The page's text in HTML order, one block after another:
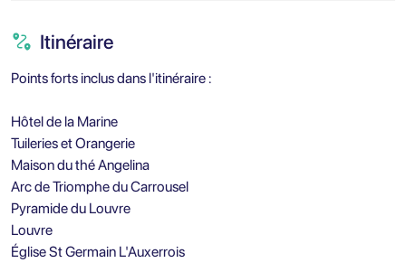
Itinéraire
Points forts inclus dans l'itinéraire :
Hôtel de la Marine
Tuileries et Orangerie
Maison du thé Angelina
Arc de Triomphe du Carrousel
Pyramide du Louvre
Louvre
Église St Germain L'Auxerrois